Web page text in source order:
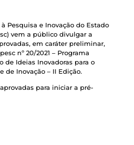
Pesquisa e Inovação do Estado
vem a público divulgar a
em caráter preliminar,
nº 20/2021 – Programa
de Ideias Inovadoras para o
de Inovação – II Edição.
para iniciar a pré-